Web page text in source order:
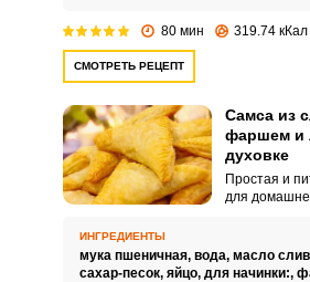
80 мин 319.74 кКал
СМОТРЕТЬ РЕЦЕПТ
Самса из
фаршем и
духовке
Простая и
для
блюдо в
близких
ИНГРЕДИЕНТЫ
мука пшеничная, вода, масло
сахар-песок, яйцо, для начинки:,